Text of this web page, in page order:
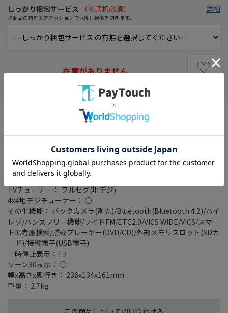
しっかり梱包サービス （※選択必須）
※商品の箱をエアクッションで保護し損傷を防ぎます。
詳細
在庫がありません
タイプ： ラージサイズモデル
記録メディアタイプ： メモリ
タッチパネル： ○
タッチパネル種類： 静電式
地図データ： MapFan
TVチューナー： フルセグ(地デジ)
4x4地デジチューナー： ○
その他機能： バックカメラ(別売)/Bluetooth(Bluetooth 4.2)/ハイ
レゾ/ハンズフリー機能/ワイドFM/ETC2.0/VICS WIDE/VICS/スマー
トIC考慮検索/搭載プレーヤー(DVD/CD)/外部メモリスロット(SDカ
ード)/接続端子(USB端子)
一時停止表示： ○
ゾーン30表示： ○
幅x高さx奥行き： 236x134x161mm
重量： 2.7kg